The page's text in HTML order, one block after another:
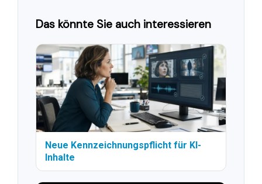
Das könnte Sie auch interessieren
Neue Kennzeichnungspflicht für KI-
Inhalte